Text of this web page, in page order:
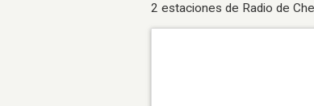
2 estaciones de Radio de